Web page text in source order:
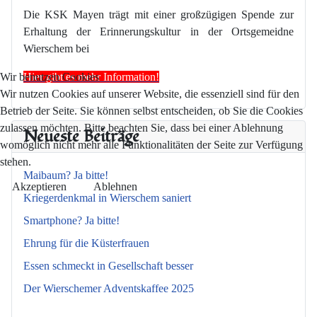
Die KSK Mayen trägt mit einer großzügigen Spende zur
Erhaltung der Erinnerungskultur in der Ortsgemeidne
Wierschem bei
Hier gibt es mehr Information!
Neueste Beiträge
Maibaum? Ja bitte!
Kriegerdenkmal in Wierschem saniert
Smartphone? Ja bitte!
Ehrung für die Küsterfrauen
Essen schmeckt in Gesellschaft besser
Der Wierschemer Adventskaffee 2025
Wir benutzen Cookies
Wir nutzen Cookies auf unserer Website, die essenziell sind für den
Betrieb der Seite. Sie können selbst entscheiden, ob Sie die Cookies
zulassen möchten. Bitte beachten Sie, dass bei einer Ablehnung
womöglich nicht mehr alle Funktionalitäten der Seite zur Verfügung
stehen.
Akzeptieren Ablehnen